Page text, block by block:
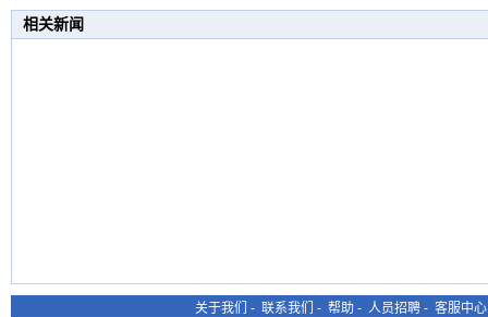
相关新闻
关于我们 - 联系我们 - 帮助 - 人员招聘 - 客服中心